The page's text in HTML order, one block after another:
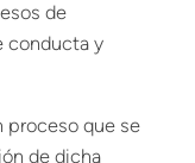
de
conducta y
proceso que se
de dicha